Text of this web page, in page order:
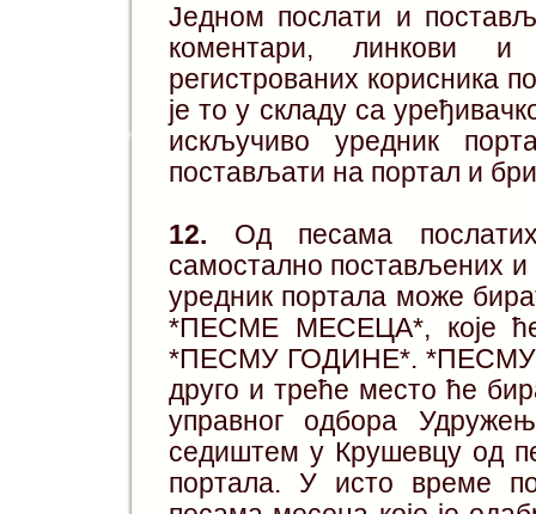
Једном послати и
коментари, линкови
регистрованих корисника
је то у складу са
искључиво уредник
постављати на портал и
12. Од песама
самостално постављених и
уредник портала може
*ПЕСМЕ МЕСЕЦА*, које
*ПЕСМУ ГОДИНЕ*. *ПЕСМУ
друго и треће место ће
управног одбора
седиштем у Крушевцу од
портала. У исто време